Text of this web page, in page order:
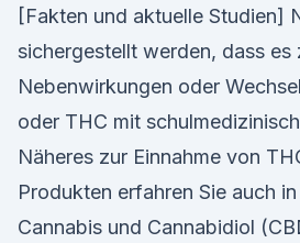
[Fakten und aktuelle Studien]
sichergestellt werden, dass es
Nebenwirkungen oder
oder THC mit
Näheres zur Einnahme von
Produkten erfahren Sie auch
Cannabis und Cannabidiol